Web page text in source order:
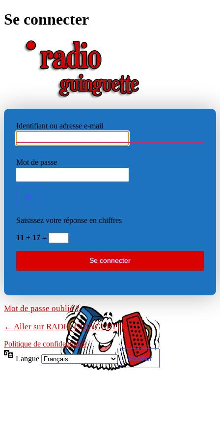
Se connecter
Identifiant ou adresse e-mail
Mot de passe
Saisissez votre réponse en chiffres
11 + 17 =
Mot de passe oublié ?
← Aller sur RADIO GUINGUETTE
Politique de confidentialité
Langue